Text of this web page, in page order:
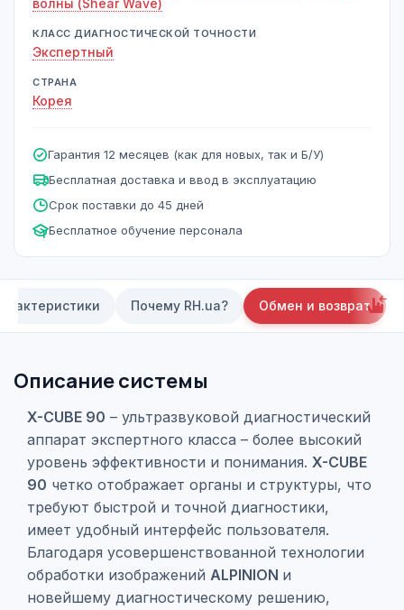
волны (Shear Wave)
КЛАСС ДИАГНОСТИЧЕСКОЙ ТОЧНОСТИ
Экспертный
СТРАНА
Корея
Гарантия 12 месяцев (как для новых, так и Б/У)
Бесплатная доставка и ввод в эксплуатацию
Срок поставки до 45 дней
Бесплатное обучение персонала
Почему RH.ua? Обмен и возврат
Описание системы
X-CUBE 90 – ультразвуковой диагностический
аппарат экспертного класса – более высокий
уровень эффективности и понимания. X-CUBE
90 четко отображает органы и структуры, что
требуют быстрой и точной диагностики,
имеет удобный интерфейс пользователя.
Благодаря усовершенствованной технологии
обработки изображений ALPINION и
новейшему диагностическому решению,